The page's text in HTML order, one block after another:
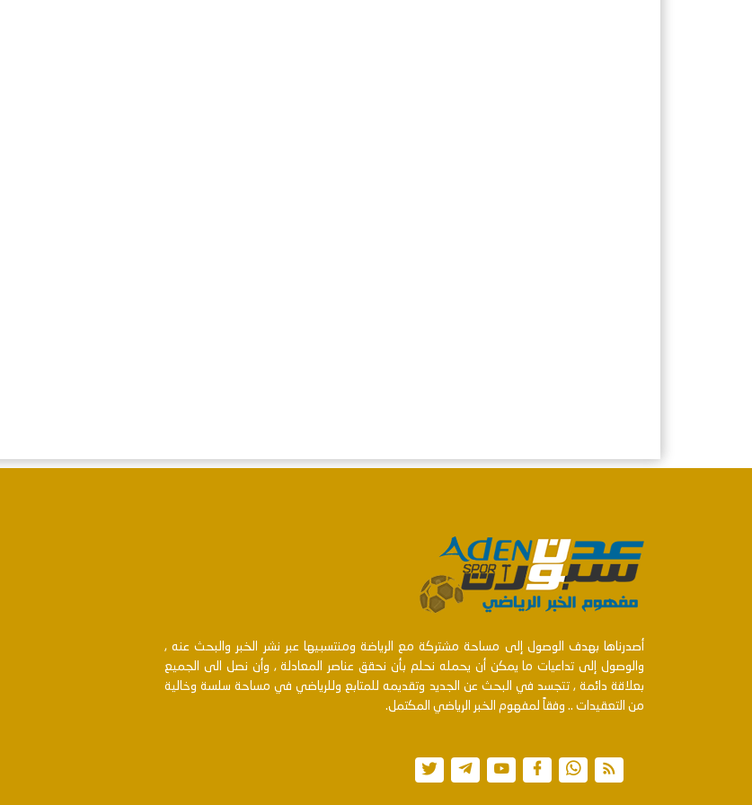
أصدرناها بهدف الوصول إلى مساحة مشتركة مع الرياضة ومنتسبيها عبر نشر الخبر والبحث عنه ,
والوصول إلى تداعيات ما يمكن أن يحمله نحلم بأن نحقق عناصر المعادلة , وأن نصل الى الجميع
بعلاقة دائمة , تتجسد في البحث عن الجديد وتقديمه للمتابع وللرياضي في مساحة سلسة وخالية
من التعقيدات .. وفقاً لمفهوم الخبر الرياضي المكتمل.